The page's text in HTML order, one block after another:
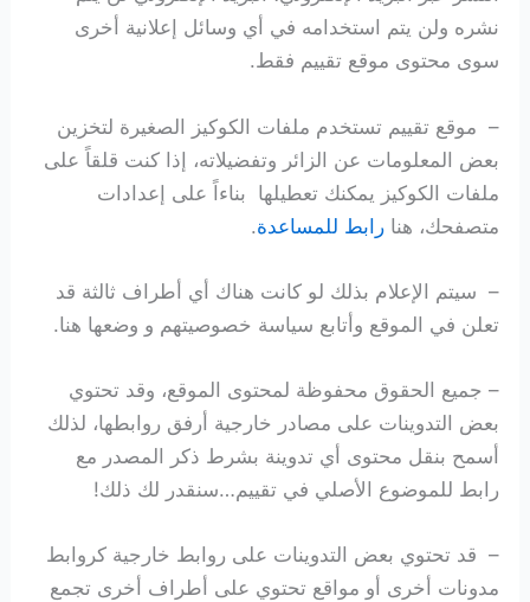
نشره ولن يتم استخدامه في أي وسائل إعلانية أخرى
سوى محتوى موقع تقييم فقط.
– موقع تقييم تستخدم ملفات الكوكيز الصغيرة لتخزين
بعض المعلومات عن الزائر وتفضيلاته، إذا كنت قلقاً على
ملفات الكوكيز يمكنك تعطيلها بناءاً على إعدادات
متصفحك، هنارابط للمساعدة.
– سيتم الإعلام بذلك لو كانت هناك أي أطراف ثالثة قد
تعلن في الموقع وأتابع سياسة خصوصيتهم و وضعها هنا.
– جميع الحقوق محفوظة لمحتوى الموقع، وقد تحتوي
بعض التدوينات على مصادر خارجية أرفق روابطها، لذلك
أسمح بنقل محتوى أي تدوينة بشرط ذكر المصدر مع
رابط للموضوع الأصلي في تقييم…سنقدر لك ذلك!
– قد تحتوي بعض التدوينات على روابط خارجية كروابط
مدونات أخرى أو مواقع تحتوي على أطراف أخرى تجمع